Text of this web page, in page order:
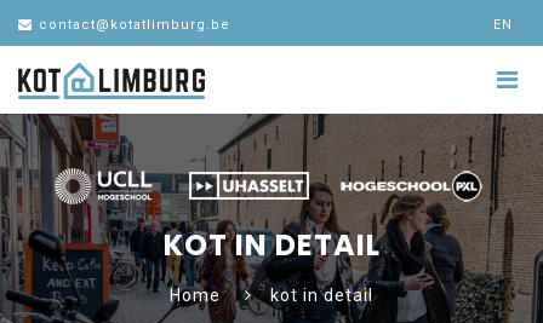
contact@kotatlimburg.be EN
KOT IN DETAIL
Home kot in detail